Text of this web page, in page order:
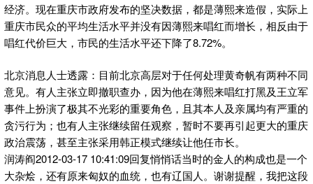
经济。现在重庆市政府发布的坚决数据，都是薄熙来造假，实际上
重庆市民众的平均生活水平并没有因薄熙来唱红而增长，相反由于
唱红代价巨大，市民的生活水平还下降了8.72%。
北京消息人士透露：目前北京高层对于任何处理黄奇帆有两种不同
意见。有人主张立即撤职查办，因为他在薄熙来唱红打黑及王立军
事件上扮演了极其不光彩的重要角色，且其本人及亲属均有严重的
贪污行为；也有人主张继续留任观察，暂时不要再引起更大的重庆
政治震荡，甚至主张采用韩正模式继续让他任市长。
润涛阎2012-03-17 10:41:09回复悄悄话当时的金人的构成也是一个
大杂烩，还有原来匈奴的血统，也有辽国人。谢谢提醒，我把这段